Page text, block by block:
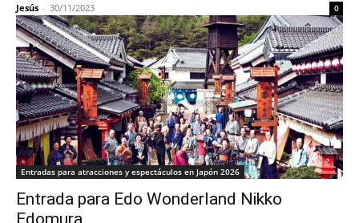
Jesús - 30/11/2023 0
Entradas para atracciones y espectáculos en Japón 2026
Entrada para Edo Wonderland Nikko
Edomura